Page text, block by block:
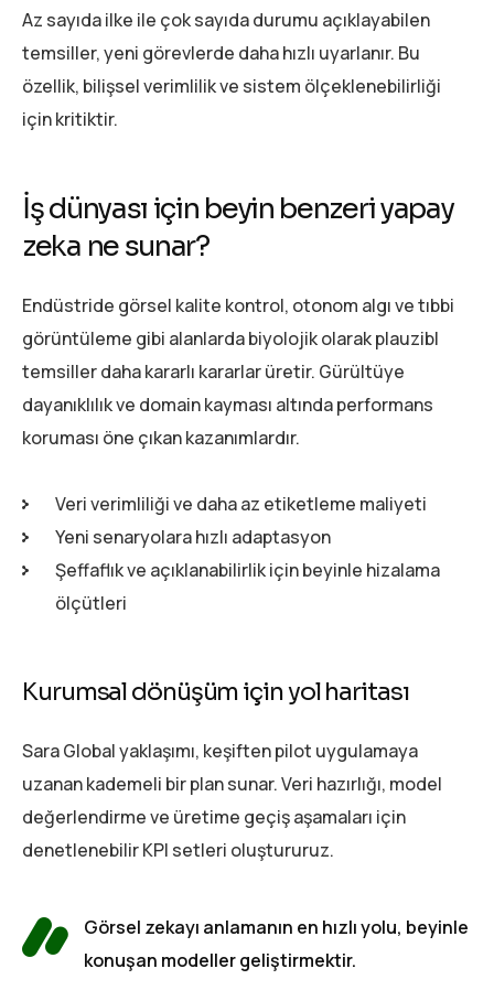
Az sayıda ilke ile çok sayıda durumu açıklayabilen
temsiller, yeni görevlerde daha hızlı uyarlanır. Bu
özellik, bilişsel verimlilik ve sistem ölçeklenebilirliği
için kritiktir.
İş dünyası için beyin benzeri yapay
zeka ne sunar?
Endüstride görsel kalite kontrol, otonom algı ve tıbbi
görüntüleme gibi alanlarda biyolojik olarak plauzibl
temsiller daha kararlı kararlar üretir. Gürültüye
dayanıklılık ve domain kayması altında performans
koruması öne çıkan kazanımlardır.
Veri verimliliği ve daha az etiketleme maliyeti
Yeni senaryolara hızlı adaptasyon
Şeffaflık ve açıklanabilirlik için beyinle hizalama
ölçütleri
Kurumsal dönüşüm için yol haritası
Sara Global yaklaşımı, keşiften pilot uygulamaya
uzanan kademeli bir plan sunar. Veri hazırlığı, model
değerlendirme ve üretime geçiş aşamaları için
denetlenebilir KPI setleri oluştururuz.
Görsel zekayı anlamanın en hızlı yolu, beyinle
konuşan modeller geliştirmektir.